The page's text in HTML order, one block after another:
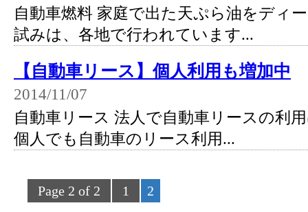
自動車燃料 家庭で出た天ぷら油をディ
試みは、各地で行われています...
【自動車リース】個人利用も増加中
2014/11/07
自動車リース 法人で自動車リースの利
個人でも自動車のリース利用...
Page 2 of 2 1 2